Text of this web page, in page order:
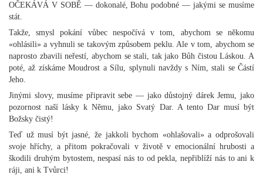
OČEKÁVÁ V SOBĚ — dokonalé, Bohu podobné — jakými se musíme
stát.
Takže, smysl pokání vůbec nespočívá v tom, abychom se někomu
«ohlásili» a vyhnuli se takovým způsobem peklu. Ale v tom, abychom se
naprosto zbavili neřestí, abychom se stali, tak jako Bůh čistou Láskou. A
poté, až získáme Moudrost a Sílu, splynuli navždy s Ním, stali se Částí
Jeho.
Jinými slovy, musíme připravit sebe — jako důstojný dárek Jemu, jako
pozornost naší lásky k Němu, jako Svatý Dar. A tento Dar musí být
Božsky čistý!
Teď už musí být jasné, že jakkoli bychom «ohlašovali» a odprošovali
svoje hříchy, a přitom pokračovali v životě v emocionální hrubosti a
škodili druhým bytostem, nespasí nás to od pekla, nepřiblíží nás to ani k
ráji, ani k Tvůrci!